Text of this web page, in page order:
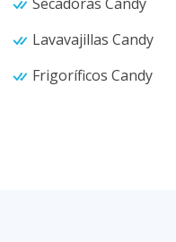
Lavavajillas Candy
Frigoríficos Candy